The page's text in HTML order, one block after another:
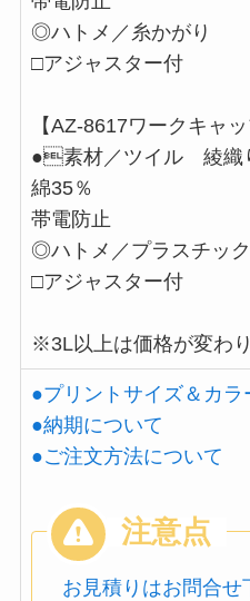
◎ハトメ／糸かがり
□アジャスター付
【AZ-8617ワークキャッ
●素材／ツイル 綾織
綿35％
帯電防止
◎ハトメ／プラスチック
□アジャスター付
※3L以上は価格が変わり
●プリントサイズ＆カラ
●納期について
●ご注文方法について
お見積りはお問合せ